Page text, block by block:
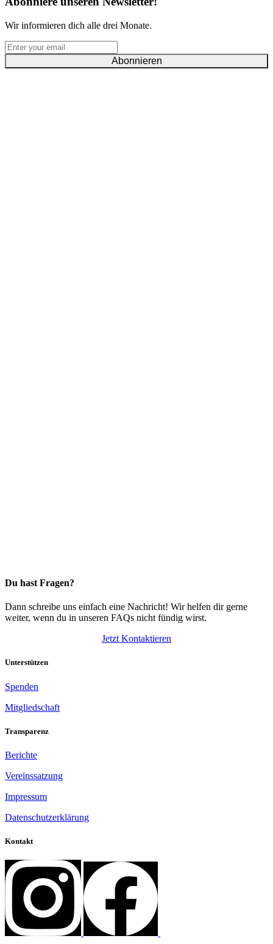
Wir informieren dich alle drei Monate.
Abonnieren
Du hast Fragen?
Dann schreibe uns einfach eine Nachricht! Wir helfen dir gerne
weiter, wenn du in unseren FAQs nicht fündig wirst.
Jetzt Kontaktieren
Unterstützen
Spenden
Mitgliedschaft
Transparenz
Berichte
Vereinssatzung
Impressum
Datenschutzerklärung
Kontakt